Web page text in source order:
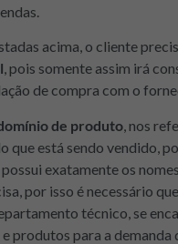
acima, o cliente
, pois somente assim irá
de compra com o
de produto, nos
que está sendo vendido,
exatamente os
por isso é necessário
técnico, se
e produtos para a demanda